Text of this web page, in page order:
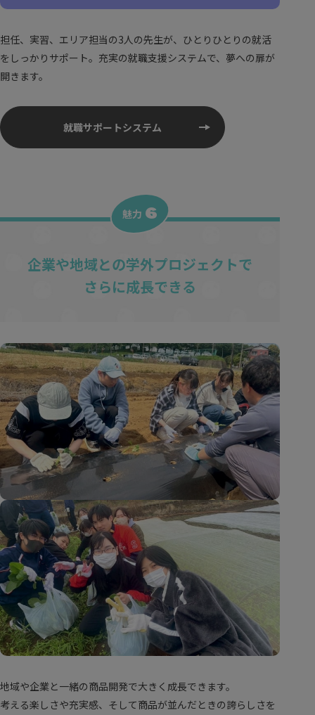
担任、実習、エリア担当の3人の先生が、ひとりひとりの就活
をしっかりサポート。充実の就職支援システムで、夢への扉が
開きます。
就職サポートシステム
魅力 6
企業や地域との学外プロジェクトで
さらに成長できる
地域や企業と一緒の商品開発で大きく成長できます。
考える楽しさや充実感、そして商品が並んだときの誇らしさを